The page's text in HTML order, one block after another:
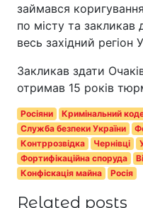
займався
по місту та
весь західний регіон
Закликав здати
отримав 15 років
Росіяни Кримінальний
Служба безпеки України
Контррозвідка
Чернівці
Фортифікаційна споруда
Конфіскація майна
Росія
Related posts